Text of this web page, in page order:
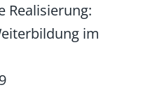
Realisierung:
im